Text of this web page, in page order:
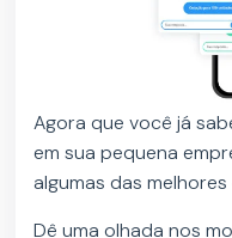
Agora que você já
em sua pequena
algumas das
Dê uma olhada nos